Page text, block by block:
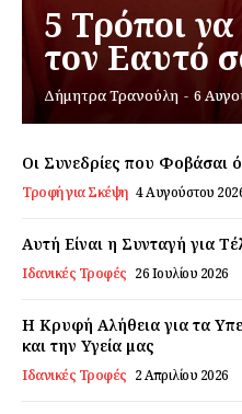
Σχετικά με εμάς
Ο λογαριασμός μου
Επικοινωνία
5 Τρόποι
τον Εαυτό
Δήμητρα Τρανούλη - 6
Οι Συνεδρίες που Φοβάσαι
Τροφή για Σκέψη 4 Αυγούστου
Αυτή Είναι η Συνταγή για
Ιδανικές Τροφές 26 Ιουλίου 2026
Η Κρυφή Αλήθεια για τα
και την Υγεία μας
Ιδανικές Τροφές 2 Απριλίου 2026